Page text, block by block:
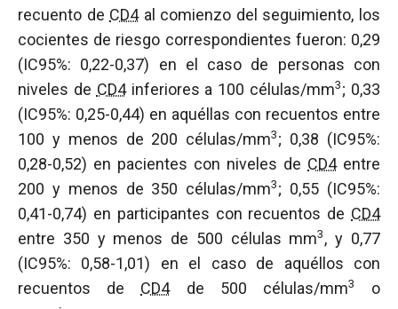
recuento de CD4al comienzo del seguimiento, los
cocientes de riesgo correspondientes fueron: 0,29
(IC95%: 0,22-0,37) en el caso de personas con
niveles de CD4inferiores a 100 células/mm3; 0,33
(IC95%: 0,25-0,44) en aquéllas con recuentos entre
100 y menos de 200 células/mm3; 0,38 (IC95%:
0,28-0,52) en pacientes con niveles de CD4entre
200 y menos de 350 células/mm3; 0,55 (IC95%:
0,41-0,74) en participantes con recuentos de CD4
entre 350 y menos de 500 células mm3, y 0,77
(IC95%: 0,58-1,01) en el caso de aquéllos con
recuentos de CD4de 500 células/mm3
o